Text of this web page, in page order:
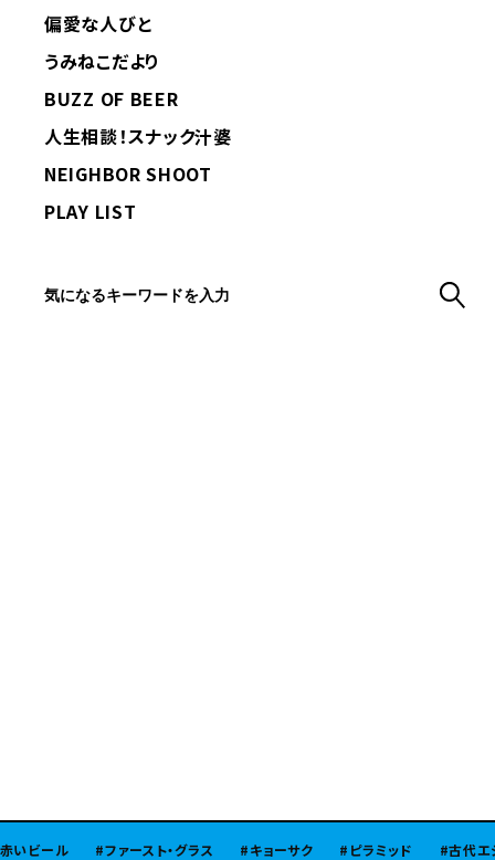
偏愛な人びと
うみねこだより
BUZZ OF BEER
人生相談！スナック汁婆
NEIGHBOR SHOOT
PLAY LIST
ビール ファースト・グラス キョーサク ピラミッド 古代エジ